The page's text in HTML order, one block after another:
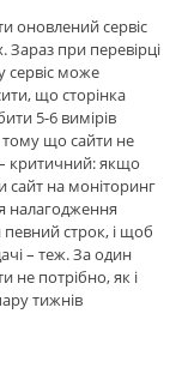
оновлений сервіс
Зараз при перевірці
сервіс може
що сторінка
5-6 вимірів
тому що сайти не
– критичний: якщо
сайт на моніторинг
налагодження
певний строк, і щоб
– теж. За один
не потрібно, як і
тижнів